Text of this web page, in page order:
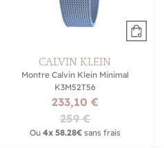
CALVIN KLEIN
Montre Calvin Klein Minimal
K3M52T56
233,10 €
259 €
Ou 4x 58.28€sans frais